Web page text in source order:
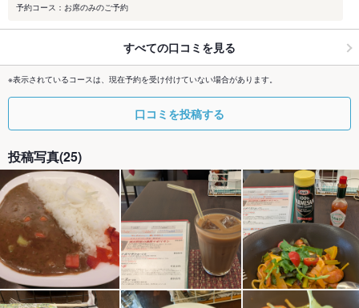
予約コース：お席のみのご予約
すべての口コミを見る
※表示されているコースは、現在予約を受け付けていない場合があります。
口コミを投稿する
投稿写真(25)